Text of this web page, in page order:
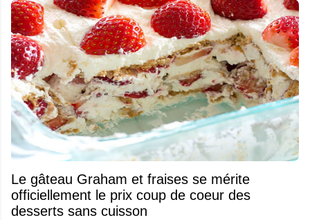
Le gâteau Graham et fraises se mérite
officiellement le prix coup de coeur des
desserts sans cuisson